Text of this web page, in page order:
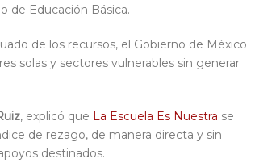
de Educación Básica.
de los recursos, el Gobierno de México
solas y sectores vulnerables sin generar
, explicó que La Escuela Es Nuestra se
de rezago, de manera directa y sin
destinados.